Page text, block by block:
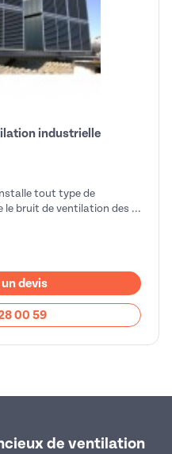
industrielle
tout type de
le bruit de ventilation des ...
devis
00 59
de ventilation